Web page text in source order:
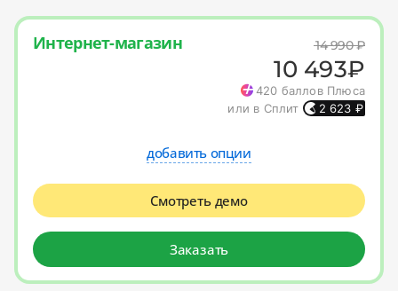
Интернет-магазин 14 990₽
10 493₽
420 баллов Плюса
или в Сплит
2 623 ₽
добавить опции
Смотреть демо
Заказать